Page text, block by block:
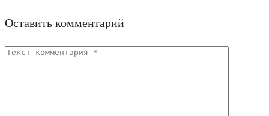
Оставить комментарий